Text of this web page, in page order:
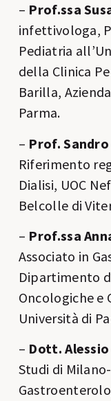
– Prof.ssa
infettivologa,
Pediatria
della Clinica
Barilla,
Parma.
– Prof.
Riferimento
Dialisi, UOC
Belcolle di
– Prof.ssa
Associato in
Dipartimento
Oncologiche e
Università di
– Dott. Alessio
Studi di